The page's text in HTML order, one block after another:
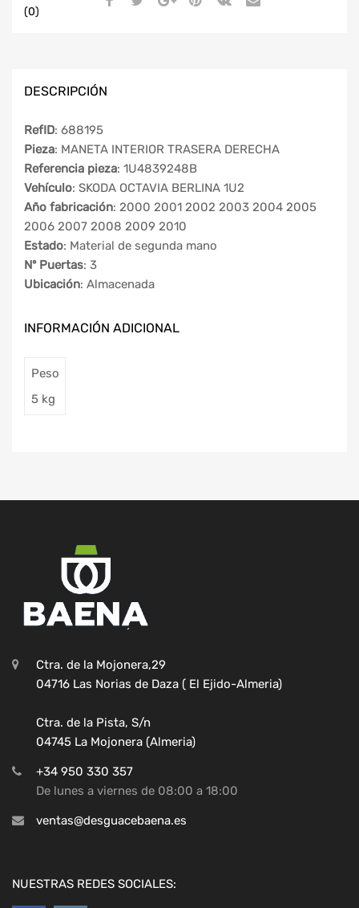
(0)
DESCRIPCIÓN
RefID: 688195
Pieza: MANETA INTERIOR TRASERA DERECHA
Referencia pieza: 1U4839248B
Vehículo: SKODA OCTAVIA BERLINA 1U2
Año fabricación: 2000 2001 2002 2003 2004 2005
2006 2007 2008 2009 2010
Estado: Material de segunda mano
Nº Puertas: 3
Ubicación: Almacenada
INFORMACIÓN ADICIONAL
Peso
5 kg
Ctra. de la Mojonera,29
04716 Las Norias de Daza ( El Ejido-Almeria)
Ctra. de la Pista, S/n
04745 La Mojonera (Almeria)
+34 950 330 357
De lunes a viernes de 08:00 a 18:00
ventas@desguacebaena.es
NUESTRAS REDES SOCIALES: